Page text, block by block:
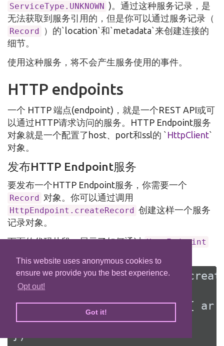
This website uses anonymous cookies to
ensure we provide you the best experience.
Opt out!
Got it!
ServiceType.UNKNOWN )。通过这种服务记录，是
无法获取到服务引用的，但是你可以通过服务记录（
Record
）的`location`和`metadata`来创建连接的
细节。
使用这种服务，将不会产生服务使用的事件。
HTTP endpoints
一个 HTTP 端点(endpoint)，就是一个REST API或可
以通过HTTP请求访问的服务。HTTP Endpoint服务
对象就是一个配置了host、port和ssl的 ` HttpClient`
对象。
发布HTTP Endpoint服务
要发布一个HTTP Endpoint服务，你需要一个
Record 对象。你可以通过调用
HttpEndpoint.createRecord 创建这样一个服务
记录对象。
下面的代码片段，展示了如何通过 HttpEndpoint
var record1 =
discovery.publish(record1, { ar
// ...
})